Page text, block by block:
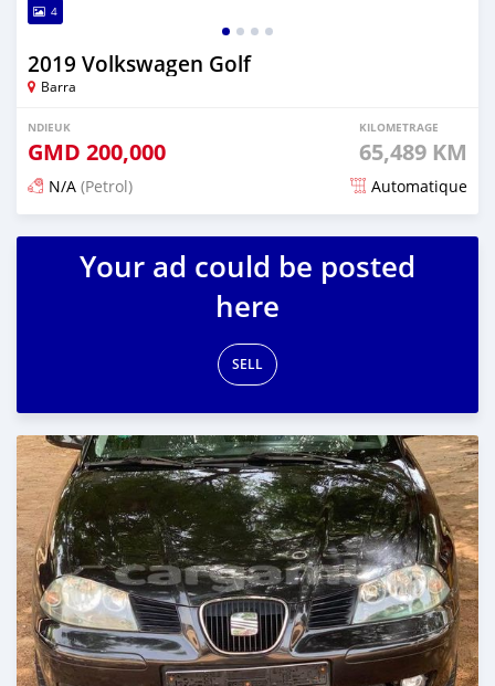
4
2019 Volkswagen Golf
Barra
NDIEUK
GMD 200,000
KILOMETRAGE
65,489 KM
N/A (Petrol) Automatique
Dougal na niou ko depuis about 2 years
Your ad could be posted
here
SELL